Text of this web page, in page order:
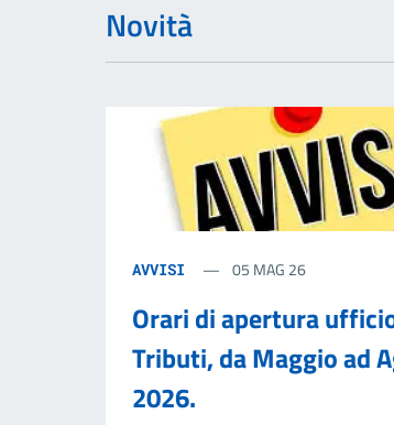
Novità
AVVISI 05 MAG 26
Orari di apertura
Tributi, da Maggio ad
2026.